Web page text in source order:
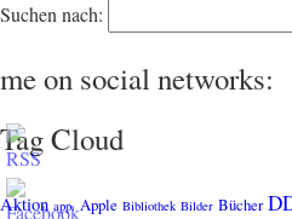
Suchen nach:
me on social networks:
Tag Cloud
Aktion app. Apple Bibliothek Bilder Bücher